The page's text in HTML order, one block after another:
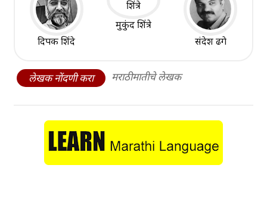
दिपक शिंदे
मुकुंद शिंत्रे
संदेश ढगे
लेखक नोंदणी करा मराठीमातीचे लेखक